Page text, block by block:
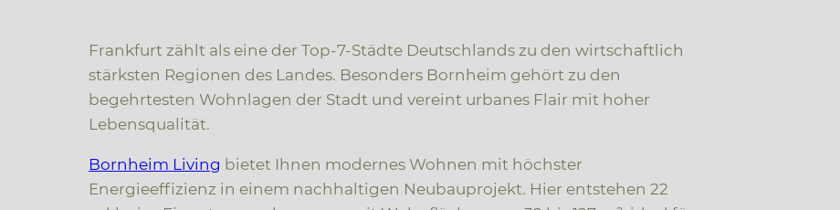
Frankfurt zählt als eine der Top-7-Städte Deutschlands zu den wirtschaftlich
stärksten Regionen des Landes. Besonders Bornheim gehört zu den
begehrtesten Wohnlagen der Stadt und vereint urbanes Flair mit hoher
Lebensqualität.
Bornheim Living bietet Ihnen modernes Wohnen mit höchster
Energieeffizienz in einem nachhaltigen Neubauprojekt. Hier entstehen 22